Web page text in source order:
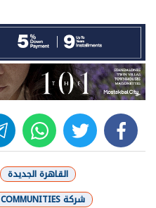
facebook
twitter
whats
القاهرة الجديدة
شركة VIE COMMUNITIES